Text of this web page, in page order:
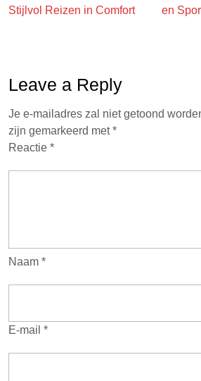
Stijlvol Reizen in Comfort
en
Leave a Reply
Je e-mailadres zal niet getoond
zijn gemarkeerd met*
Reactie *
Naam *
E-mail *